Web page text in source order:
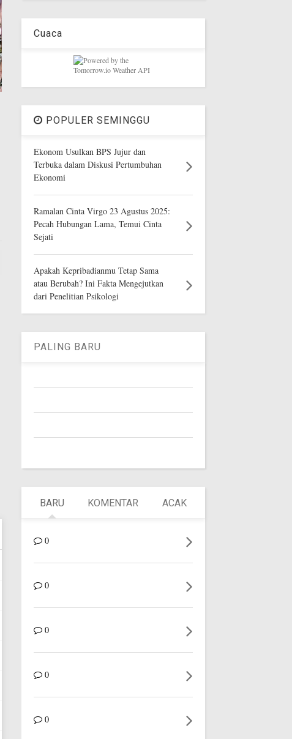
Cuaca
POPULER SEMINGGU
Ekonom Usulkan BPS Jujur dan
Terbuka dalam Diskusi Pertumbuhan
Ekonomi
Ramalan Cinta Virgo 23 Agustus 2025:
Pecah Hubungan Lama, Temui Cinta
Sejati
Apakah Kepribadianmu Tetap Sama
atau Berubah? Ini Fakta Mengejutkan
dari Penelitian Psikologi
PALING BARU
BARU KOMENTAR ACAK
0
0
0
0
0